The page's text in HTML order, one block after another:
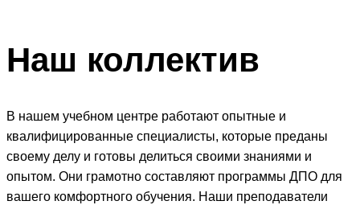
Наш коллектив
В нашем учебном центре работают опытные и
квалифицированные специалисты, которые преданы
своему делу и готовы делиться своими знаниями и
опытом. Они грамотно составляют программы ДПО для
вашего комфортного обучения. Наши преподаватели